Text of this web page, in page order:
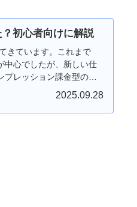
初心者向けに解説
きています。これまで
中心でしたが、新しい仕
レッション課金型の要
たのか、わかりやすく説
2025.09.28